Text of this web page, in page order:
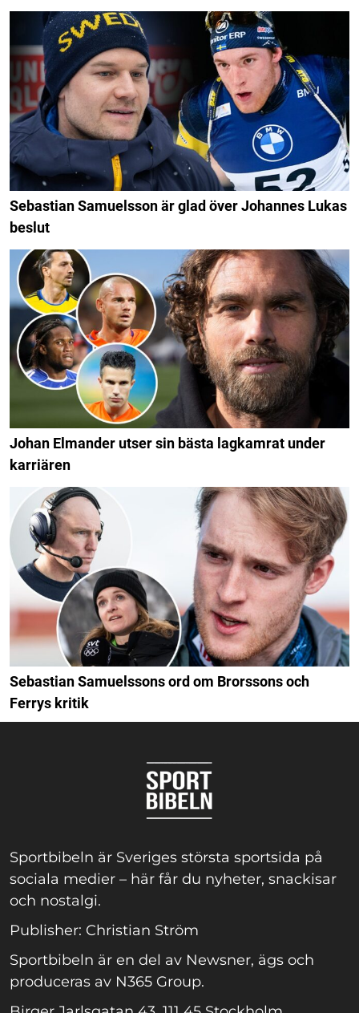
Sebastian Samuelsson är glad över Johannes Lukas
beslut
Johan Elmander utser sin bästa lagkamrat under
karriären
Sebastian Samuelssons ord om Brorssons och
Ferrys kritik
Sportbibeln är Sveriges största sportsida på
sociala medier – här får du nyheter, snackisar
och nostalgi.
Publisher: Christian Ström
Sportbibeln är en del av Newsner, ägs och
produceras av N365 Group.